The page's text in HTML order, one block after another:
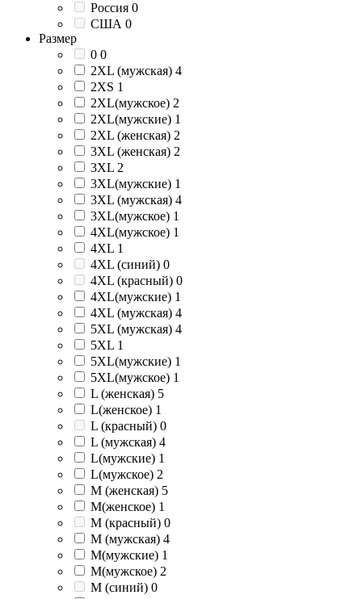
Россия 0
США 0
Размер
0 0
2XL (мужская) 4
2XS 1
2XL(мужское) 2
2XL(мужские) 1
2XL (женская) 2
3XL (женская) 2
3XL 2
3XL(мужские) 1
3XL (мужская) 4
3XL(мужское) 1
4XL(мужское) 1
4XL 1
4XL (синий) 0
4XL (красный) 0
4XL(мужские) 1
4XL (мужская) 4
5XL (мужская) 4
5XL 1
5XL(мужские) 1
5XL(мужское) 1
L (женская) 5
L(женское) 1
L (красный) 0
L (мужская) 4
L(мужские) 1
L(мужское) 2
M (женская) 5
M(женское) 1
M (красный) 0
M (мужская) 4
M(мужские) 1
M(мужское) 2
M (синий) 0